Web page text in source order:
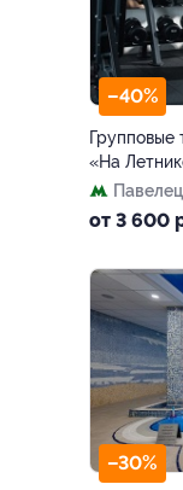
–40%
Групповые
«На
от 3 600
–30%